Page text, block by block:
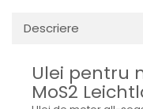
Hidraulica
Mecanica
Electropompa si
Descriere
Ulei pentru
MoS2